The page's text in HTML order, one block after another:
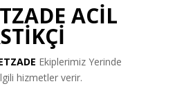
ACİL
Ekiplerimiz Yerinde
hizmetler verir.